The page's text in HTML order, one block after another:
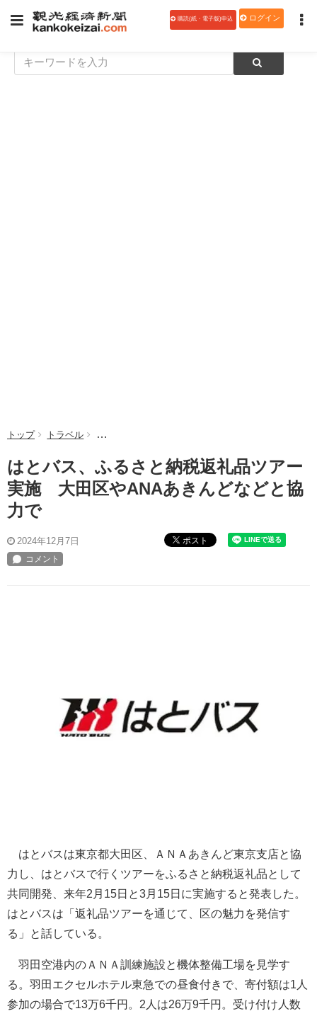
購読(紙・電子版)申込 ログイン
トップ トラベル はとバス、ふるさと納税返礼品ツアー実施 大田区
はとバス、ふるさと納税返礼品ツアー
実施 大田区やANAあきんどなどと協
力で
2024年12月7日 ポスト
はとバスは東京都大田区、ＡＮＡあきんど東京支店と協
力し、はとバスで行くツアーをふるさと納税返礼品として
共同開発、来年2月15日と3月15日に実施すると発表した。
はとバスは「返礼品ツアーを通じて、区の魅力を発信す
る」と話している。
羽田空港内のＡＮＡ訓練施設と機体整備工場を見学す
る。羽田エクセルホテル東急での昼食付きで、寄付額は1人
参加の場合で13万6千円。2人は26万9千円。受け付け人数